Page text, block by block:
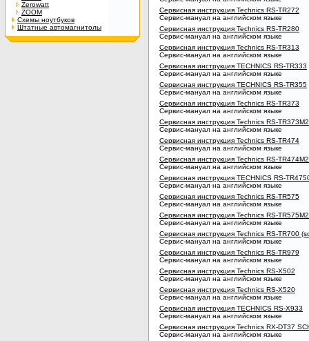
Zerowatt
ZOOM
Схемы ноутбуков
Штатные автомагнитолы
Сервисная инструкция Technics RS-TR272
Сервис-мануал на английском языке
Сервисная инструкция Technics RS-TR280
Сервис-мануал на английском языке
Сервисная инструкция Technics RS-TR313
Сервис-мануал на английском языке
Сервисная инструкция TECHNICS RS-TR333
Сервис-мануал на английском языке
Сервисная инструкция TECHNICS RS-TR355
Сервис-мануал на английском языке
Сервисная инструкция Technics RS-TR373
Сервис-мануал на английском языке
Сервисная инструкция Technics RS-TR373M2
Сервис-мануал на английском языке
Сервисная инструкция Technics RS-TR474
Сервис-мануал на английском языке
Сервисная инструкция Technics RS-TR474M2
Сервис-мануал на английском языке
Сервисная инструкция TECHNICS RS-
Сервис-мануал на английском языке
Сервисная инструкция Technics RS-TR575
Сервис-мануал на английском языке
Сервисная инструкция Technics RS-TR575M2
Сервис-мануал на английском языке
Сервисная инструкция Technics RS-TR700
Сервис-мануал на английском языке
Сервисная инструкция Technics RS-TR979
Сервис-мануал на английском языке
Сервисная инструкция Technics RS-X502
Сервис-мануал на английском языке
Сервисная инструкция Technics RS-X520
Сервис-мануал на английском языке
Сервисная инструкция TECHNICS RS-X933
Сервис-мануал на английском языке
Сервисная инструкция Technics RX-DT37
Сервис-мануал на английском языке